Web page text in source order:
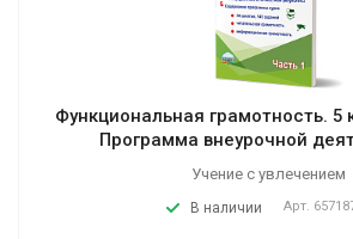
Функциональная грамотность. 5
Программа внеурочной
Учение с увлечением
В наличии Арт.